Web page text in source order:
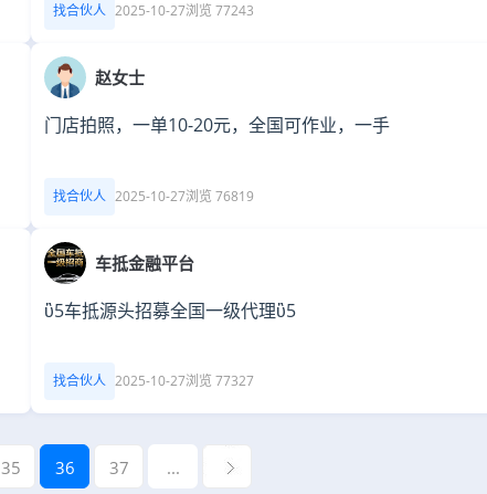
找合伙人 2025-10-27浏览 77243
赵女士
门店拍照，一单10-20元，全国可作业，一手
找合伙人 2025-10-27浏览 76819
车抵金融平台
ὒ5车抵源头招募全国一级代理ὒ5
找合伙人 2025-10-27浏览 77327
35 36 37 ...